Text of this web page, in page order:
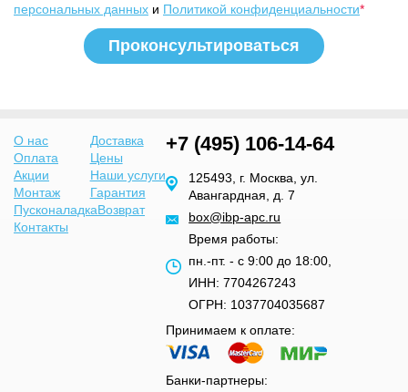
персональных данных и Политикой конфиденциальности*
О нас
Доставка
Оплата
Цены
Акции
Наши услуги
Монтаж
Гарантия
ПусконаладкаВозврат
Контакты
+7 (495) 106-14-64
125493, г. Москва, ул.
Авангардная, д. 7
box@ibp-apc.ru
Время работы:
пн.-пт. - с 9:00 до 18:00,
ИНН: 7704267243
ОГРН: 1037704035687
Принимаем к оплате:
Банки-партнеры: